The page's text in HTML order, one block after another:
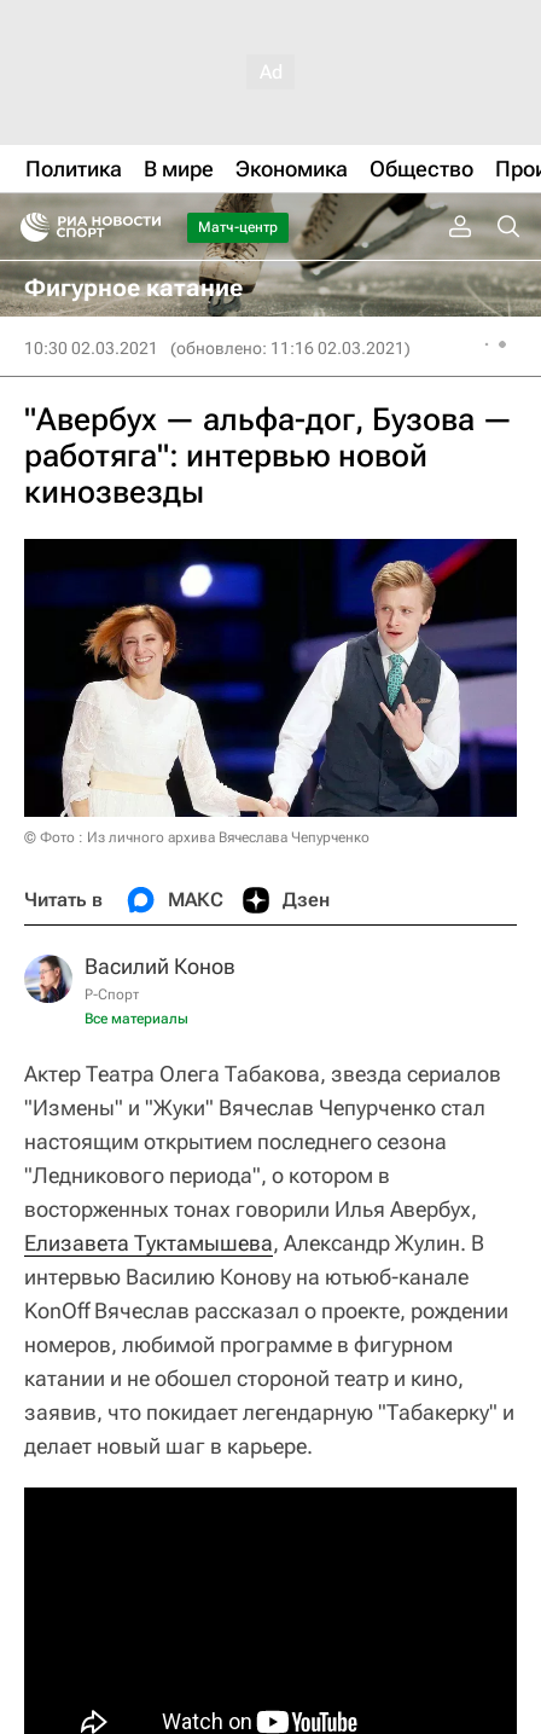
Политика В мире Экономика Общество
Матч-центр
Фигурное катание
10:30 02.03.2021 (обновлено: 11:16 02.03.2021)
"Авербух — альфа-дог, Бузова —
работяга": интервью новой
кинозвезды
© Фото : Из личного архива Вячеслава Чепурченко
Читать в МАКС Дзен
Василий Конов
Р-Спорт
Все материалы
Актер Театра Олега Табакова, звезда сериалов
"Измены" и "Жуки" Вячеслав Чепурченко стал
настоящим открытием последнего сезона
"Ледникового периода", о котором в
восторженных тонах говорили Илья Авербух,
Елизавета Туктамышева, Александр Жулин. В
интервью Василию Конову на ютьюб-канале
KonOff Вячеслав рассказал о проекте, рождении
номеров, любимой программе в фигурном
катании и не обошел стороной театр и кино,
заявив, что покидает легендарную "Табакерку" и
делает новый шаг в карьере.